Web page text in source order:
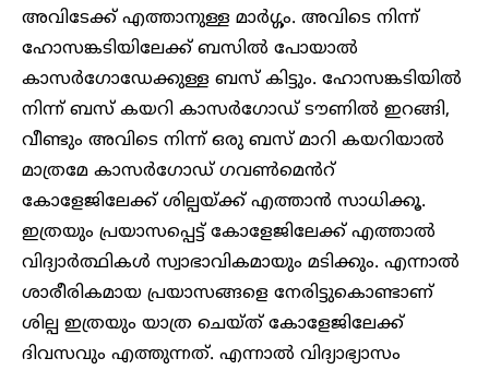
അവിടേക്ക് എത്താനുള്ള മാർഗ്ഗം. അവിടെ നിന്ന്
ഹോസങ്കടിയിലേക്ക് ബസിൽ പോയാൽ
കാസർഗോഡേക്കുള്ള ബസ് കിട്ടും. ഹോസങ്കടിയിൽ
നിന്ന് ബസ് കയറി കാസർഗോഡ് ടൗണിൽ ഇറങ്ങി,
വീണ്ടും അവിടെ നിന്ന് ഒരു ബസ് മാറി കയറിയാൽ
മാത്രമേ കാസർഗോഡ് ഗവൺമെൻറ്
കോളേജിലേക്ക് ശില്പയ്ക്ക് എത്താൻ സാധിക്കൂ.
ഇത്രയും പ്രയാസപ്പെട്ട് കോളേജിലേക്ക് എത്താൽ
വിദ്യാർത്ഥികൾ സ്വാഭാവികമായും മടിക്കും. എന്നാൽ
ശാരീരികമായ പ്രയാസങ്ങളെ നേരിട്ടുകൊണ്ടാണ്
ശില്പ ഇത്രയും യാത്ര ചെയ്ത് കോളേജിലേക്ക്
ദിവസവും എത്തുന്നത്. എന്നാൽ വിദ്യാഭ്യാസം